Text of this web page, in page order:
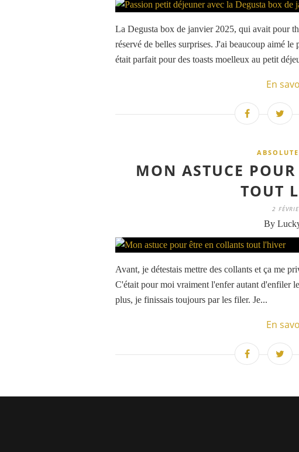
La Degusta box de janvier 2025, qui avait pour
réservé de belles surprises. J'ai beaucoup aimé
était parfait pour des toasts moelleux au petit
En
MON ASTUCE
TOUT
2
By
Avant, je détestais mettre des collants et ça me
C'était pour moi vraiment l'enfer autant d'enfiler
plus, je finissais toujours par les filer. Je...
En